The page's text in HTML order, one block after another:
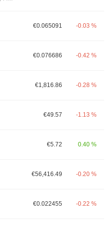
€0.065091 -0.03 %
€0.076686 -0.42 %
€1,816.86 -0.28 %
€49.57 -1.13 %
€5.72 0.40 %
€56,416.49 -0.20 %
€0.022455 -0.22 %